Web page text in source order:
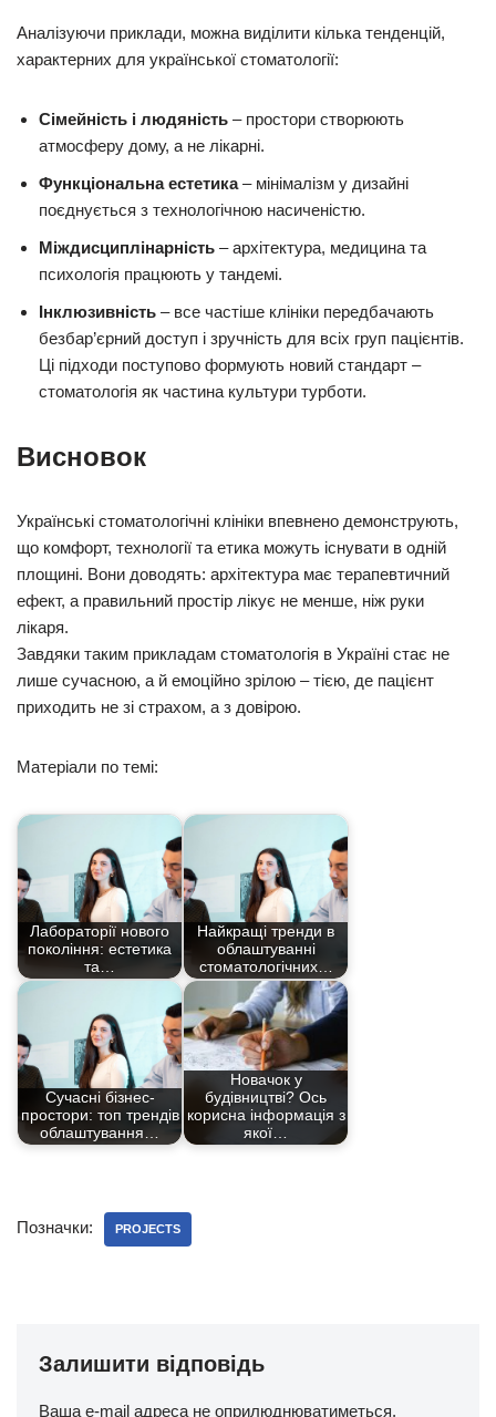
Аналізуючи приклади, можна виділити кілька тенденцій,
характерних для української стоматології:
Сімейність і людяність – простори створюють
атмосферу дому, а не лікарні.
Функціональна естетика– мінімалізм у дизайні
поєднується з технологічною насиченістю.
Міждисциплінарність – архітектура, медицина та
психологія працюють у тандемі.
Інклюзивність – все частіше клініки передбачають
безбар’єрний доступ і зручність для всіх груп пацієнтів.
Ці підходи поступово формують новий стандарт –
стоматологія як частина культури турботи.
Висновок
Українські стоматологічні клініки впевнено демонструють,
що комфорт, технології та етика можуть існувати в одній
площині. Вони доводять: архітектура має терапевтичний
ефект, а правильний простір лікує не менше, ніж руки
лікаря.
Завдяки таким прикладам стоматологія в Україні стає не
лише сучасною, а й емоційно зрілою – тією, де пацієнт
приходить не зі страхом, а з довірою.
Матеріали по темі:
Лабораторії нового
покоління: естетика
та…
Найкращі тренди в
облаштуванні
стоматологічних…
Сучасні бізнес-
простори: топ трендів
облаштування…
Новачок у
будівництві? Ось
корисна інформація з
якої…
Позначки: PROJECTS
Залишити відповідь
Ваша e-mail адреса не оприлюднюватиметься.